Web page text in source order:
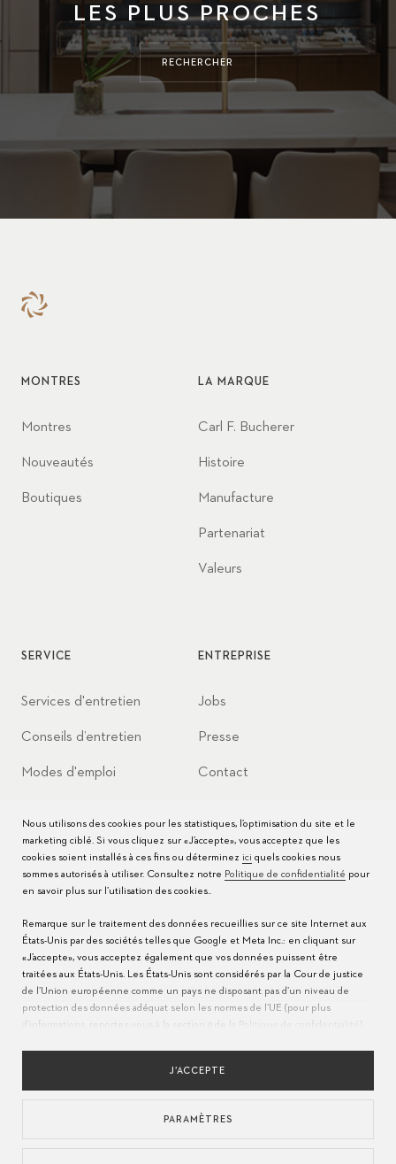
LES PLUS PROCHES
RECHERCHER
MONTRES
Montres
Nouveautés
Boutiques
LA MARQUE
Carl F. Bucherer
Histoire
Manufacture
Partenariat
Valeurs
SERVICE
Services d'entretien
Conseils d’entretien
Modes d'emploi
Centres de service
ENTREPRISE
Jobs
Presse
Contact
POLITIQUE DE CONFIDENTIALITÉSCONDITIONS D'UTILISATION
Nous utilisons des cookies pour les statistiques, l’optimisation du site et le
marketing ciblé. Si vous cliquez sur «J’accepte», vous acceptez que les
cookies soient installés à ces fins ou déterminez ici quels cookies nous
sommes autorisés à utiliser. Consultez notre Politique de confidentialité pour
en savoir plus sur l’utilisation des cookies..
Remarque sur le traitement des données recueillies sur ce site Internet aux
États-Unis par des sociétés telles que Google et Meta Inc.: en cliquant sur
«J’accepte», vous acceptez également que vos données puissent être
traitées aux États-Unis. Les États-Unis sont considérés par la Cour de justice
de l’Union européenne comme un pays ne disposant pas d’un niveau de
protection des données adéquat selon les normes de l’UE (pour plus
d’informations, reportez-vous à la section 9 de la
J’ACCEPTE
PARAMÈTRES